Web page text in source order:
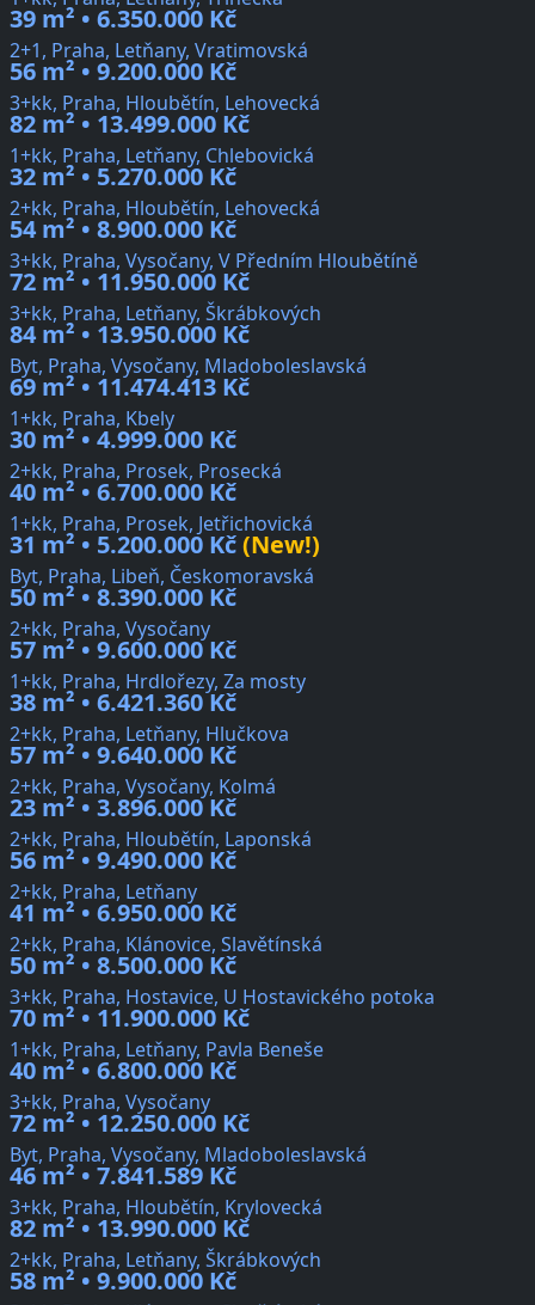
39 m² • 6.350.000 Kč
2+1, Praha, Letňany, Vratimovská
56 m² • 9.200.000 Kč
3+kk, Praha, Hloubětín, Lehovecká
82 m² • 13.499.000 Kč
1+kk, Praha, Letňany, Chlebovická
32 m² • 5.270.000 Kč
2+kk, Praha, Hloubětín, Lehovecká
54 m² • 8.900.000 Kč
3+kk, Praha, Vysočany, V Předním Hloubětíně
72 m² • 11.950.000 Kč
3+kk, Praha, Letňany, Škrábkových
84 m² • 13.950.000 Kč
Byt, Praha, Vysočany, Mladoboleslavská
69 m² • 11.474.413 Kč
1+kk, Praha, Kbely
30 m² • 4.999.000 Kč
2+kk, Praha, Prosek, Prosecká
40 m² • 6.700.000 Kč
1+kk, Praha, Prosek, Jetřichovická
31 m² • 5.200.000 Kč(New!)
Byt, Praha, Libeň, Českomoravská
50 m² • 8.390.000 Kč
2+kk, Praha, Vysočany
57 m² • 9.600.000 Kč
1+kk, Praha, Hrdlořezy, Za mosty
38 m² • 6.421.360 Kč
2+kk, Praha, Letňany, Hlučkova
57 m² • 9.640.000 Kč
2+kk, Praha, Vysočany, Kolmá
23 m² • 3.896.000 Kč
2+kk, Praha, Hloubětín, Laponská
56 m² • 9.490.000 Kč
2+kk, Praha, Letňany
41 m² • 6.950.000 Kč
2+kk, Praha, Klánovice, Slavětínská
50 m² • 8.500.000 Kč
3+kk, Praha, Hostavice, U Hostavického potoka
70 m² • 11.900.000 Kč
1+kk, Praha, Letňany, Pavla Beneše
40 m² • 6.800.000 Kč
3+kk, Praha, Vysočany
72 m² • 12.250.000 Kč
Byt, Praha, Vysočany, Mladoboleslavská
46 m² • 7.841.589 Kč
3+kk, Praha, Hloubětín, Krylovecká
82 m² • 13.990.000 Kč
2+kk, Praha, Letňany, Škrábkových
58 m² • 9.900.000 Kč